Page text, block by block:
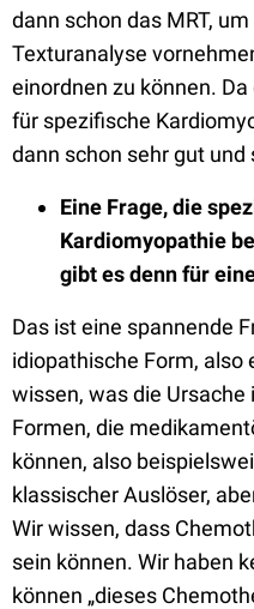
dann schon das MRT,
Texturanalyse
einordnen zu können.
für spezifische
dann schon sehr gut
Eine Frage, die
Kardiomyopathie
gibt es denn für
Das ist eine spannende
idiopathische Form, also
wissen, was die
Formen, die
können, also
klassischer Auslöser,
Wir wissen, dass
sein können. Wir haben
können „dieses